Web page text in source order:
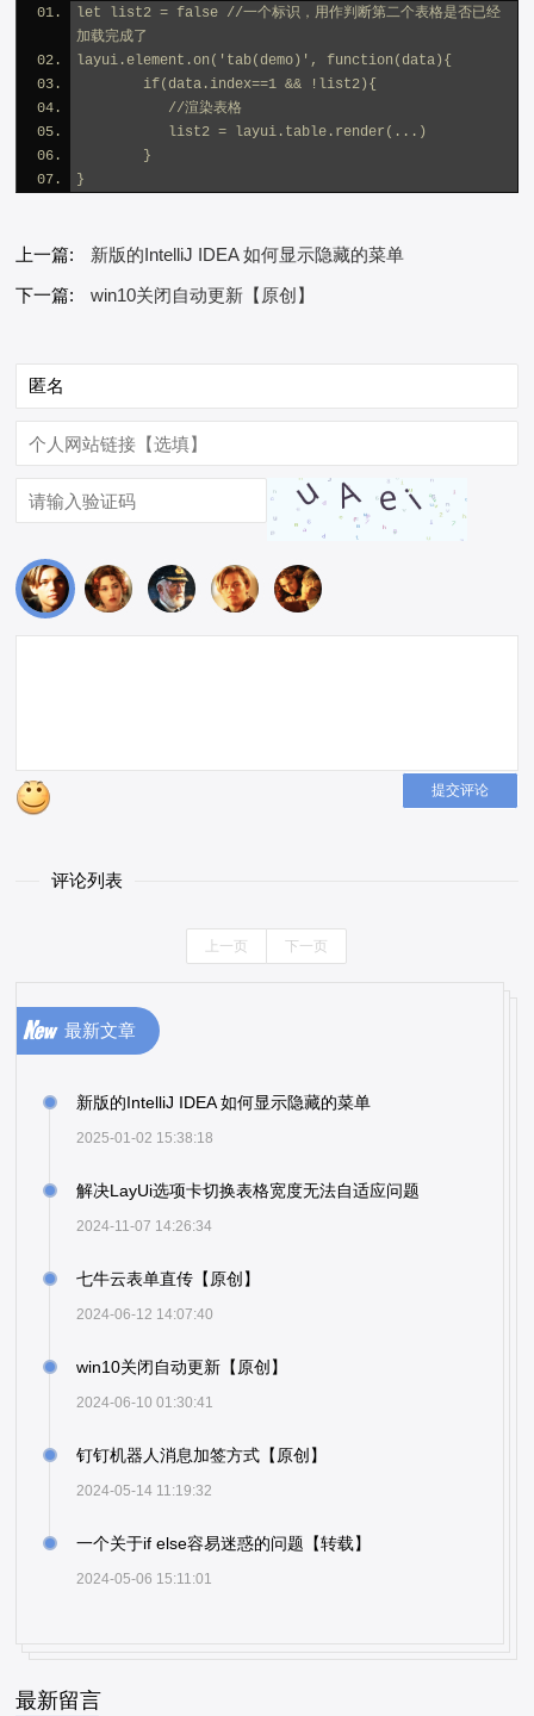
let list2 = false //一个标识，用作判断第二个表格是否已经
加载完成了
layui.element.on('tab(demo)', function(data){
if(data.index==1 && !list2){
//渲染表格
list2 = layui.table.render(...)
}
}
上一篇:
新版的IntelliJ IDEA 如何显示隐藏的菜单
下一篇:
win10关闭自动更新【原创】
提交评论
评论列表
上一页 下一页
最新文章
新版的IntelliJ IDEA 如何显示隐藏的菜单
2025-01-02 15:38:18
解决LayUi选项卡切换表格宽度无法自适应问题
2024-11-07 14:26:34
七牛云表单直传【原创】
2024-06-12 14:07:40
win10关闭自动更新【原创】
2024-06-10 01:30:41
钉钉机器人消息加签方式【原创】
2024-05-14 11:19:32
一个关于if else容易迷惑的问题【转载】
2024-05-06 15:11:01
最新留言